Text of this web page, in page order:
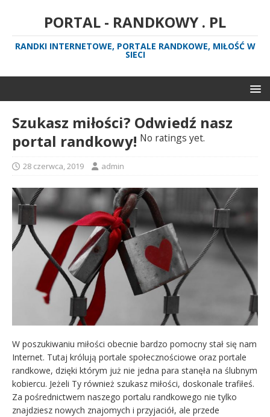
PORTAL - RANDKOWY . PL
RANDKI INTERNETOWE, PORTALE RANDKOWE, MIŁOŚĆ W
SIECI
Szukasz miłości? Odwiedź nasz
portal randkowy! No ratings yet.
28 czerwca, 2019 admin
W poszukiwaniu miłości obecnie bardzo pomocny stał się nam
Internet. Tutaj królują portale społecznościowe oraz portale
randkowe, dzięki którym już nie jedna para stanęła na ślubnym
kobiercu. Jeżeli Ty również szukasz miłości, doskonale trafiłeś.
Za pośrednictwem naszego portalu randkowego nie tylko
znajdziesz nowych znajomych i przyjaciół, ale przede